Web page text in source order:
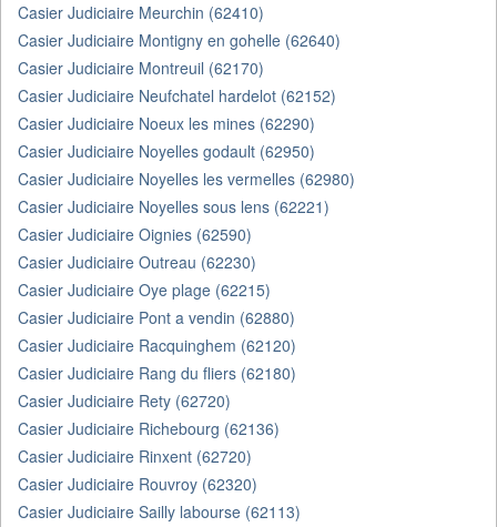
Casier Judiciaire Meurchin (62410)
Casier Judiciaire Montigny en gohelle (62640)
Casier Judiciaire Montreuil (62170)
Casier Judiciaire Neufchatel hardelot (62152)
Casier Judiciaire Noeux les mines (62290)
Casier Judiciaire Noyelles godault (62950)
Casier Judiciaire Noyelles les vermelles (62980)
Casier Judiciaire Noyelles sous lens (62221)
Casier Judiciaire Oignies (62590)
Casier Judiciaire Outreau (62230)
Casier Judiciaire Oye plage (62215)
Casier Judiciaire Pont a vendin (62880)
Casier Judiciaire Racquinghem (62120)
Casier Judiciaire Rang du fliers (62180)
Casier Judiciaire Rety (62720)
Casier Judiciaire Richebourg (62136)
Casier Judiciaire Rinxent (62720)
Casier Judiciaire Rouvroy (62320)
Casier Judiciaire Sailly labourse (62113)